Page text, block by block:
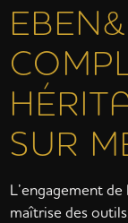
SUR
L’engagement
maîtrise des